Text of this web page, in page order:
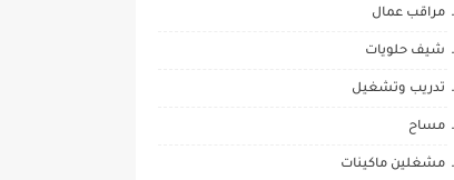
مراقب عمال
شيف حلويات
تدريب وتشغيل
مساح
مشغلين ماكينات